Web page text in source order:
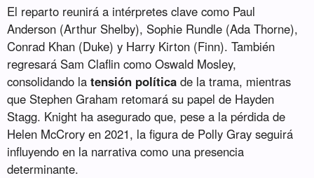
El reparto reunirá a intérpretes clave como Paul
Anderson (Arthur Shelby), Sophie Rundle (Ada Thorne),
Conrad Khan (Duke) y Harry Kirton (Finn). También
regresará Sam Claflin como Oswald Mosley,
consolidando latensión política de la trama, mientras
que Stephen Graham retomará su papel de Hayden
Stagg. Knight ha asegurado que, pese a la pérdida de
Helen McCrory en 2021, la figura de Polly Gray seguirá
influyendo en la narrativa como una presencia
determinante.